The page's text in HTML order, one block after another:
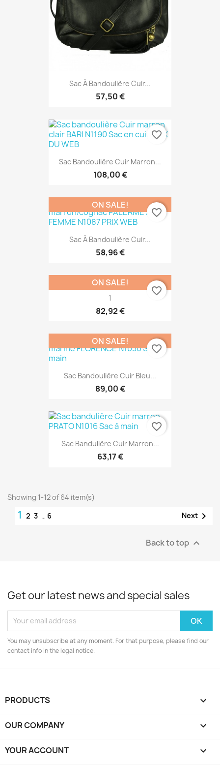
Sac À Bandoulière Cuir...
57,50 €
Sac Bandoulière Cuir Marron...
108,00 €
favorite_border
Sac À Bandoulière Cuir...
58,96 €
ON SALE!
favorite_border
1
82,92 €
ON SALE!
favorite_border
Sac Bandoulière Cuir Bleu...
89,00 €
ON SALE!
favorite_border
Sac Bandulière Cuir Marron...
63,17 €
favorite_border
Showing 1-12 of 64 item(s)
1 2 3 … 6 Next 
Back to top 
Get our latest news and special sales
You may unsubscribe at any moment. For that purpose, please find our
contact info in the legal notice.
PRODUCTS 
OUR COMPANY 
YOUR ACCOUNT 